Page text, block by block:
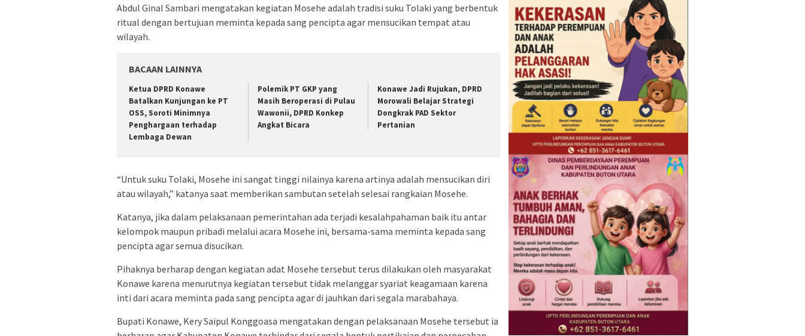
Abdul Ginal Sambari mengatakan kegiatan Mosehe adalah tradisi suku Tolaki yang berbentuk
ritual dengan bertujuan meminta kepada sang pencipta agar mensucikan tempat atau
wilayah.
BACAAN LAINNYA
Ketua DPRD Konawe
Batalkan Kunjungan ke PT
OSS, Soroti Minimnya
Penghargaan terhadap
Lembaga Dewan
Polemik PT GKP yang
Masih Beroperasi di Pulau
Wawonii, DPRD Konkep
Angkat Bicara
Konawe Jadi Rujukan, DPRD
Morowali Belajar Strategi
Dongkrak PAD Sektor
Pertanian
“Untuk suku Tolaki, Mosehe ini sangat tinggi nilainya karena artinya adalah mensucikan diri
atau wilayah,” katanya saat memberikan sambutan setelah selesai rangkaian Mosehe.
Katanya, jika dalam pelaksanaan pemerintahan ada terjadi kesalahpahaman baik itu antar
kelompok maupun pribadi melalui acara Mosehe ini, bersama-sama meminta kepada sang
pencipta agar semua disucikan.
Pihaknya berharap dengan kegiatan adat Mosehe tersebut terus dilakukan oleh masyarakat
Konawe karena menurutnya kegiatan tersebut tidak melanggar syariat keagamaan karena
inti dari acara meminta pada sang pencipta agar di jauhkan dari segala marabahaya.
Bupati Konawe, Kery Saipul Konggoasa mengatakan dengan pelaksanaan Mosehe tersebut ia